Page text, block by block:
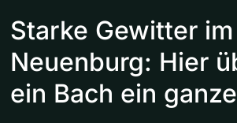
Starke Gewitter
Neuenburg: Hier
ein Bach ein